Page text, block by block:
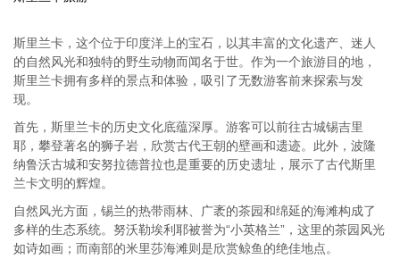
斯里兰卡，这个位于印度洋上的宝石，以其丰富的文化遗产、迷人
的自然风光和独特的野生动物而闻名于世。作为一个旅游目的地，
斯里兰卡拥有多样的景点和体验，吸引了无数游客前来探索与发
现。
首先，斯里兰卡的历史文化底蕴深厚。游客可以前往古城锡吉里
耶，攀登著名的狮子岩，欣赏古代王朝的壁画和遗迹。此外，波隆
纳鲁沃古城和安努拉德普拉也是重要的历史遗址，展示了古代斯里
兰卡文明的辉煌。
自然风光方面，锡兰的热带雨林、广袤的茶园和绵延的海滩构成了
多样的生态系统。努沃勒埃利耶被誉为“小英格兰”，这里的茶园风光
如诗如画；而南部的米里莎海滩则是欣赏鲸鱼的绝佳地点。